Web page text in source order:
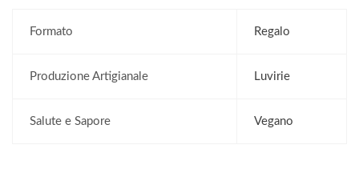
Formato Regalo
Produzione Artigianale Luvirie
Salute e Sapore Vegano